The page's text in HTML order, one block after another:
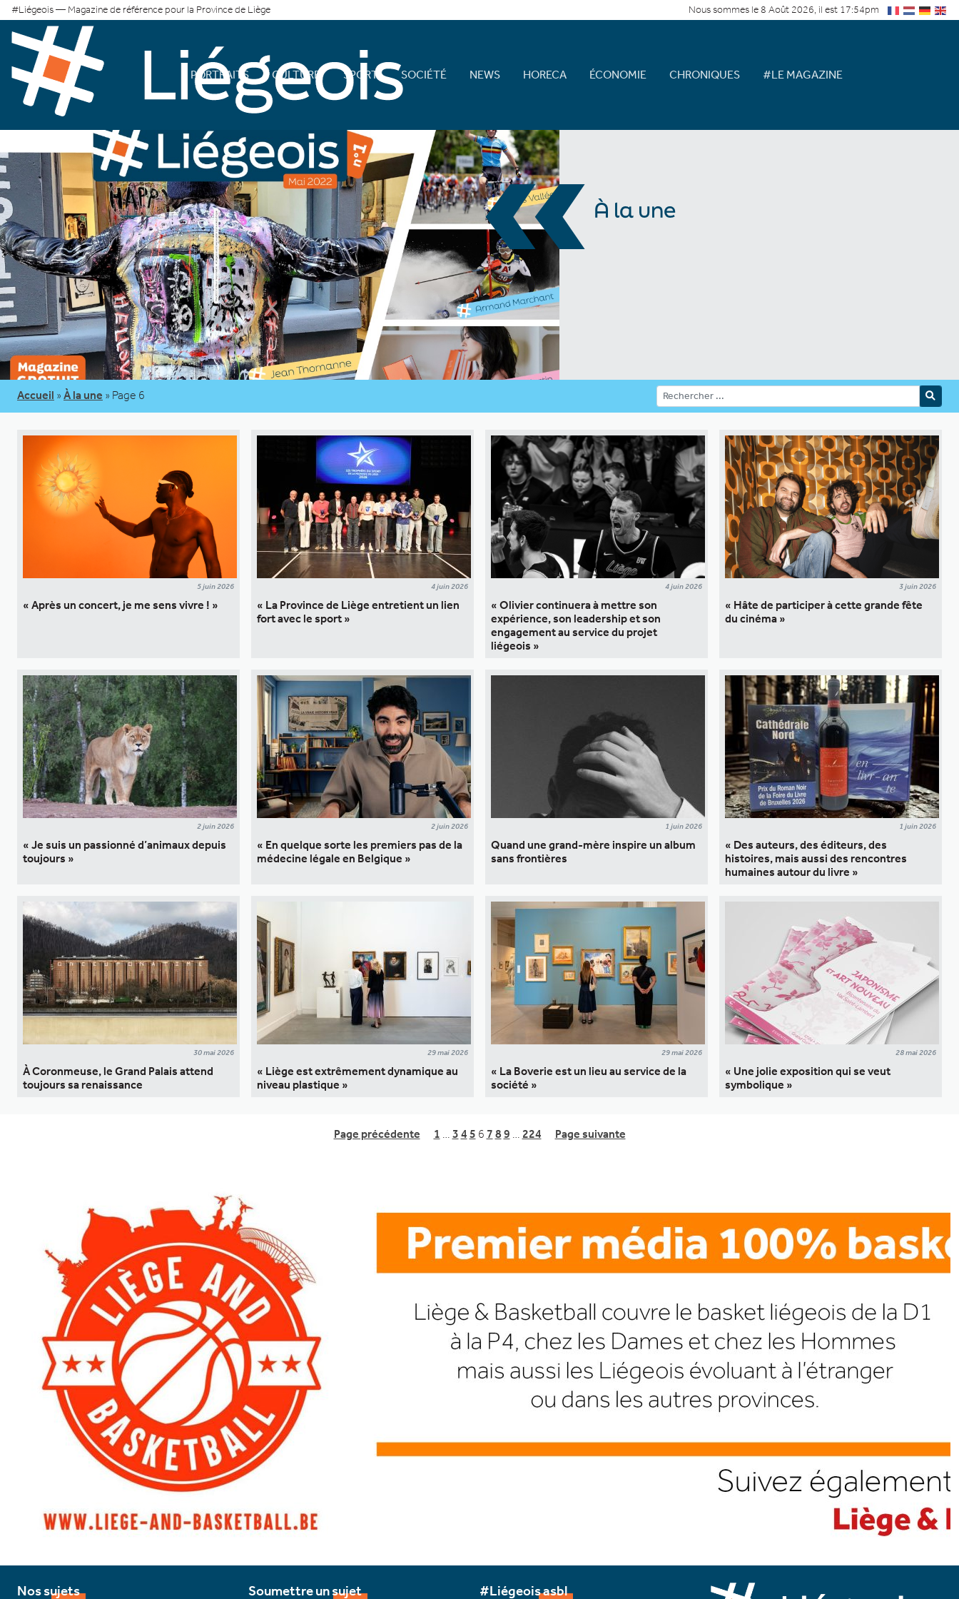
#Liégeois — Magazine de référence pour la Province de Liège Nous sommes le 8 Août 2026, il est 17:54pm
PORTRAITS CULTURE SPORT SOCIÉTÉ NEWS HORECA ÉCONOMIE CHRONIQUES #LE MAGAZINE
«À la une
Accueil » À la une » Page 6
5 juin 2026
« Après un concert, je me sens vivre ! »
4 juin 2026
« La Province de Liège entretient un lien
fort avec le sport »
4 juin 2026
« Olivier continuera à mettre son
expérience, son leadership et son
engagement au service du projet
liégeois »
3 juin 2026
« Hâte de participer à cette grande fête
du cinéma »
2 juin 2026
« Je suis un passionné d’animaux depuis
toujours »
2 juin 2026
« En quelque sorte les premiers pas de la
médecine légale en Belgique »
1 juin 2026
Quand une grand-mère inspire un album
sans frontières
1 juin 2026
« Des auteurs, des éditeurs, des
histoires, mais aussi des rencontres
humaines autour du livre »
30 mai 2026
À Coronmeuse, le Grand Palais attend
toujours sa renaissance
29 mai 2026
« Liège est extrêmement dynamique au
niveau plastique »
29 mai 2026
« La Boverie est un lieu au service de la
société »
28 mai 2026
« Une jolie exposition qui se veut
symbolique »
Page précédente 1 … 3 4 5 6 7 8 9 … 224 Page suivante
Nos sujets Soumettre un sujet #Liégeois asbl